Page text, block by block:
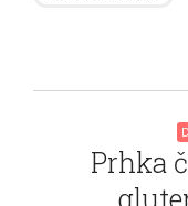
Prhka